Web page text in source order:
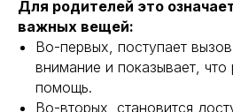
Для родителей это
важных вещей:
Во-первых, поступает
внимание и показывает,
помощь.
Во-вторых, становится